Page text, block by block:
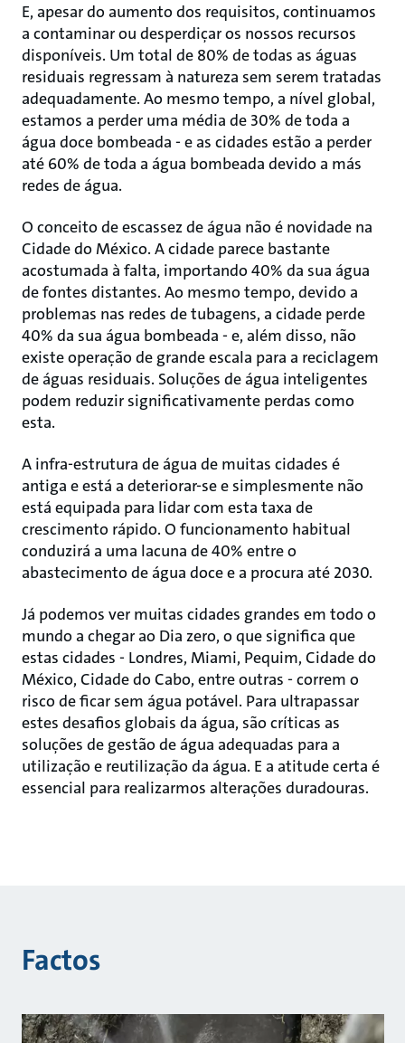
E, apesar do aumento dos requisitos, continuamos
a contaminar ou desperdiçar os nossos recursos
disponíveis. Um total de 80% de todas as águas
residuais regressam à natureza sem serem tratadas
adequadamente. Ao mesmo tempo, a nível global,
estamos a perder uma média de 30% de toda a
água doce bombeada - e as cidades estão a perder
até 60% de toda a água bombeada devido a más
redes de água.
O conceito de escassez de água não é novidade na
Cidade do México. A cidade parece bastante
acostumada à falta, importando 40% da sua água
de fontes distantes. Ao mesmo tempo, devido a
problemas nas redes de tubagens, a cidade perde
40% da sua água bombeada - e, além disso, não
existe operação de grande escala para a reciclagem
de águas residuais. Soluções de água inteligentes
podem reduzir significativamente perdas como
esta.
A infra-estrutura de água de muitas cidades é
antiga e está a deteriorar-se e simplesmente não
está equipada para lidar com esta taxa de
crescimento rápido. O funcionamento habitual
conduzirá a uma lacuna de 40% entre o
abastecimento de água doce e a procura até 2030.
Já podemos ver muitas cidades grandes em todo o
mundo a chegar ao Dia zero, o que significa que
estas cidades - Londres, Miami, Pequim, Cidade do
México, Cidade do Cabo, entre outras - correm o
risco de ficar sem água potável. Para ultrapassar
estes desafios globais da água, são críticas as
soluções de gestão de água adequadas para a
utilização e reutilização da água. E a atitude certa é
essencial para realizarmos alterações duradouras.
Factos